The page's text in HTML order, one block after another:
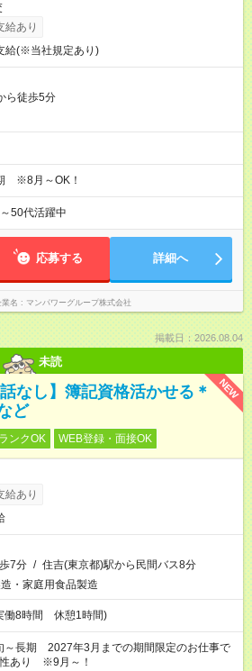
給あり
給(※当社規定あり)
ら徒歩5分
※8月～OK！
50代活躍中
応募する 詳細へ
名 マンパワーグループ株式会社
掲載日：2026.08.04
未読
NEW
なし】簿記資格活かせる＊
ど
ンクOK WEB登録・面接OK
給あり
7分 / 住吉(東京都)駅から民間バス8分
・家庭用食品製造
働8時間 休憩1時間)
～長期 2027年3月までの期間限定のお仕事で
あり ※9月～！